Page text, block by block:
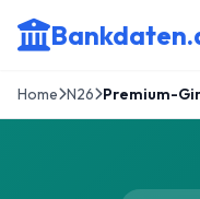
Home N26 Premium-